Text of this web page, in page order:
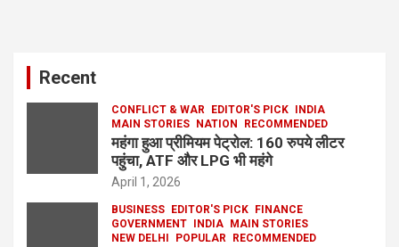
Recent
CONFLICT & WAR EDITOR'S PICK
INDIA
MAIN STORIES
NATION RECOMMENDED
महंगा हुआ प्रीमियम पेट्रोल: 160 रुपये लीटर
पहुंचा, ATF और LPG भी महंगे
April 1, 2026
BUSINESS EDITOR'S PICK
FINANCE
GOVERNMENT
INDIA
MAIN STORIES
NEW DELHI
POPULAR RECOMMENDED